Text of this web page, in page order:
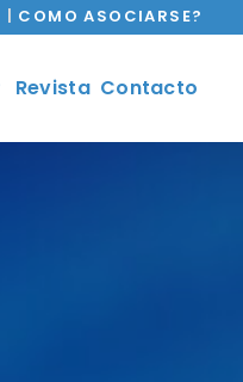
| COMO ASOCIARSE?
Revista Contacto